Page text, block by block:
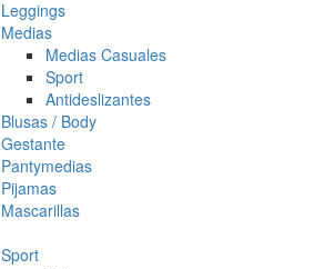
Leggings
Medias
Medias Casuales
Sport
Antideslizantes
Blusas / Body
Gestante
Pantymedias
Pijamas
Mascarillas
Sport